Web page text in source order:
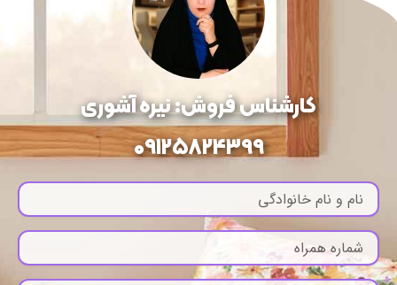
کارشناس فروش: نیره آشوری
09125824399